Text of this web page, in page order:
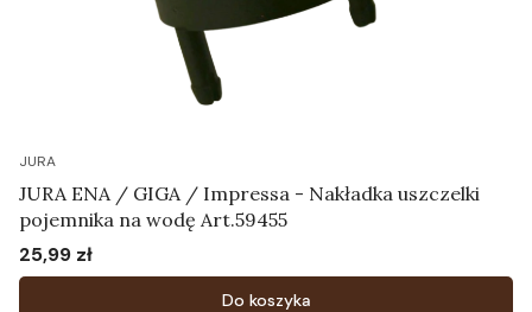
JURA
JURA ENA / GIGA / Impressa - Nakładka uszczelki
pojemnika na wodę Art.59455
Cena
25,99 zł
Do koszyka